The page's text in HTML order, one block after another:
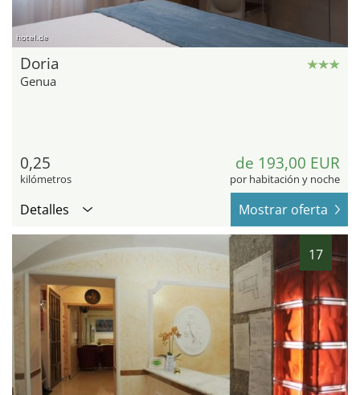
hotel.de
Doria
Genua
0,25
kilómetros
de 193,00 EUR
por habitación y noche
Detalles Mostrar oferta
17